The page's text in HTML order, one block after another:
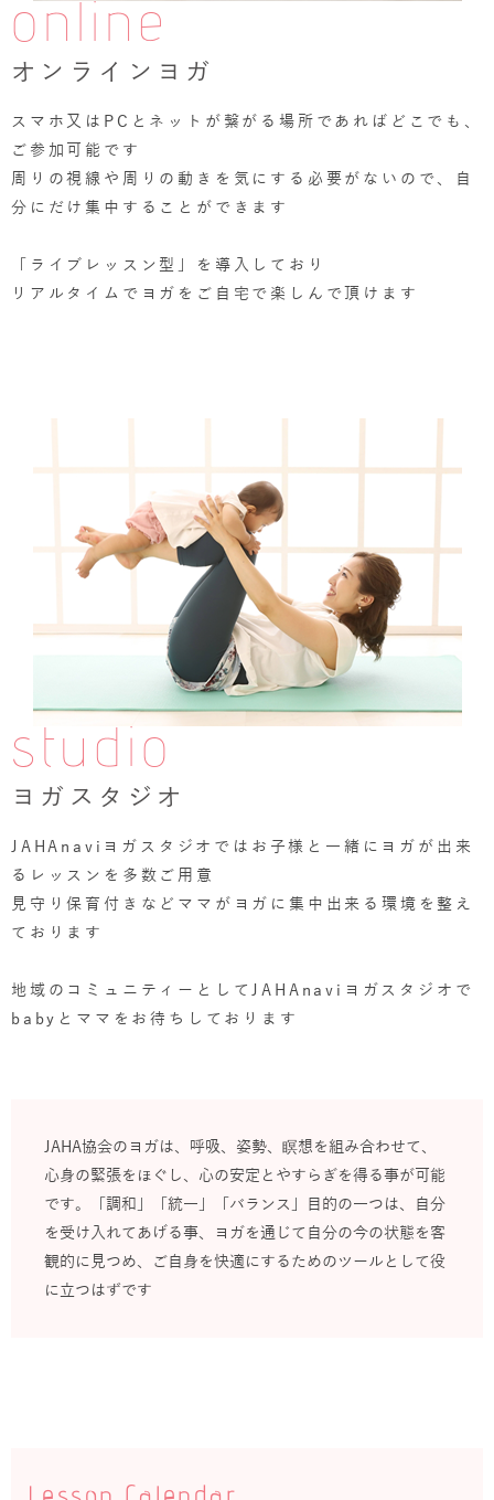
online
オンラインヨガ
スマホ又はPCとネットが繋がる場所であればどこでも、
ご参加可能です
周りの視線や周りの動きを気にする必要がないので、自
分にだけ集中することができます
「ライブレッスン型」を導入しており
リアルタイムでヨガをご自宅で楽しんで頂けます
studio
ヨガスタジオ
JAHAnaviヨガスタジオではお子様と一緒にヨガが出来
るレッスンを多数ご用意
見守り保育付きなどママがヨガに集中出来る環境を整え
ております
地域のコミュニティーとしてJAHAnaviヨガスタジオで
babyとママをお待ちしております
JAHA協会のヨガは、呼吸、姿勢、瞑想を組み合わせて、
心身の緊張をほぐし、心の安定とやすらぎを得る事が可能
です。「調和」「統一」「バランス」目的の一つは、自分
を受け入れてあげる事、ヨガを通じて自分の今の状態を客
観的に見つめ、ご自身を快適にするためのツールとして役
に立つはずです